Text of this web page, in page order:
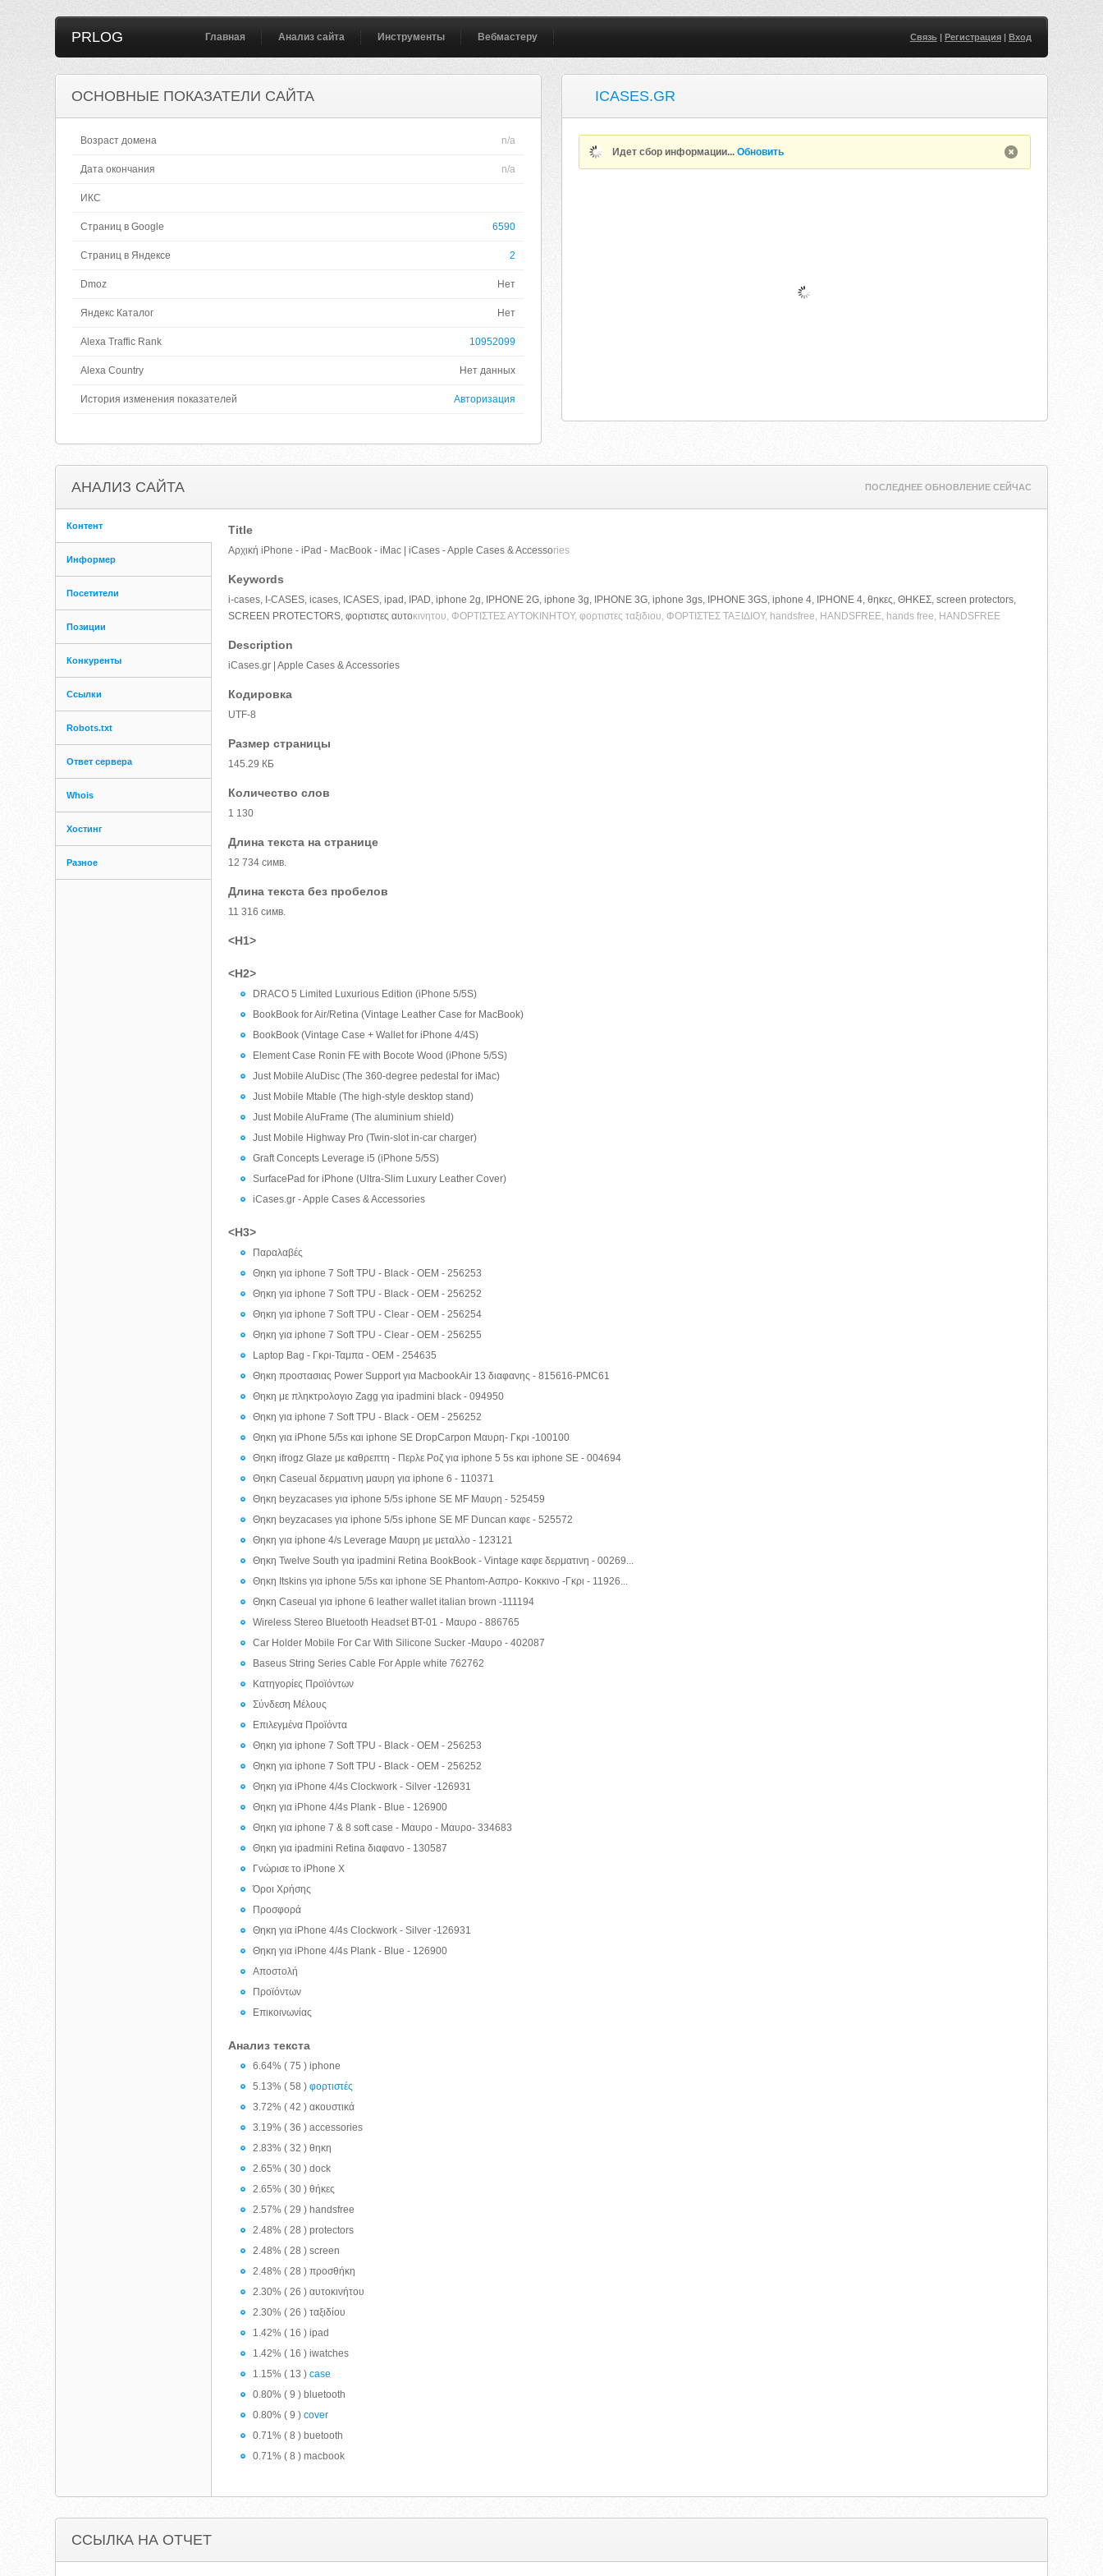
PRLOG Главная Анализ сайта Инструменты Вебмастеру Связь| Регистрация| Вход
ОСНОВНЫЕ ПОКАЗАТЕЛИ САЙТА
Возраст домена n/a
Дата окончания n/a
ИКС
Страниц в Google 6590
Страниц в Яндексе 2
Dmoz Нет
Яндекс Каталог Нет
Alexa Traffic Rank 10952099
Alexa Country Нет данных
История изменения показателей Авторизация
ICASES.GR
Идет сбор информации...Обновить
АНАЛИЗ САЙТА ПОСЛЕДНЕЕ ОБНОВЛЕНИЕ СЕЙЧАС
Контент
Информер
Посетители
Позиции
Конкуренты
Ссылки
Robots.txt
Ответ сервера
Whois
Хостинг
Разное
Title
Αρχική iPhone - iPad - MacBook - iMac | iCases - Apple Cases & Accessories
Keywords
i-cases, I-CASES, icases, ICASES, ipad, IPAD, iphone 2g, IPHONE 2G, iphone 3g, IPHONE 3G, iphone 3gs, IPHONE 3GS, iphone 4, IPHONE 4, θηκες, ΘΗΚΕΣ, screen protectors,
SCREEN PROTECTORS, φορτιστες αυτοκινητου, ΦΟΡΤΙΣΤΕΣ ΑΥΤΟΚΙΝΗΤΟΥ, φορτιστες ταξιδιου, ΦΟΡΤΙΣΤΕΣ ΤΑΞΙΔΙΟΥ, handsfree, HANDSFREE, hands free, HANDSFREE
Description
iCases.gr | Apple Cases & Accessories
Кодировка
UTF-8
Размер страницы
145.29 КБ
Количество слов
1 130
Длина текста на странице
12 734 симв.
Длина текста без пробелов
11 316 симв.
<H1>
<H2>
DRACO 5 Limited Luxurious Edition (iPhone 5/5S)
BookBook for Air/Retina (Vintage Leather Case for MacBook)
BookBook (Vintage Case + Wallet for iPhone 4/4S)
Element Case Ronin FE with Bocote Wood (iPhone 5/5S)
Just Mobile AluDisc (The 360-degree pedestal for iMac)
Just Mobile Mtable (The high-style desktop stand)
Just Mobile AluFrame (The aluminium shield)
Just Mobile Highway Pro (Twin-slot in-car charger)
Graft Concepts Leverage i5 (iPhone 5/5S)
SurfacePad for iPhone (Ultra-Slim Luxury Leather Cover)
iCases.gr - Apple Cases & Accessories
<H3>
Παραλαβές
Θηκη για iphone 7 Soft TPU - Black - OEM - 256253
Θηκη για iphone 7 Soft TPU - Black - OEM - 256252
Θηκη για iphone 7 Soft TPU - Clear - OEM - 256254
Θηκη για iphone 7 Soft TPU - Clear - OEM - 256255
Laptop Bag - Γκρι-Ταμπα - OEM - 254635
Θηκη προστασιας Power Support για MacbookAir 13 διαφανης - 815616-PMC61
Θηκη με πληκτρολογιο Zagg για ipadmini black - 094950
Θηκη για iphone 7 Soft TPU - Black - OEM - 256252
Θηκη για iPhone 5/5s και iphone SE DropCarpon Μαυρη- Γκρι -100100
Θηκη ifrogz Glaze με καθρεπτη - Περλε Ροζ για iphone 5 5s και iphone SE - 004694
Θηκη Caseual δερματινη μαυρη για iphone 6 - 110371
Θηκη beyzacases για iphone 5/5s iphone SE MF Μαυρη - 525459
Θηκη beyzacases για iphone 5/5s iphone SE MF Duncan καφε - 525572
Θηκη για iphone 4/s Leverage Μαυρη με μεταλλο - 123121
Θηκη Twelve South για ipadmini Retina BookBook - Vintage καφε δερματινη - 00269...
Θηκη Itskins για iphone 5/5s και iphone SE Phantom-Ασπρο- Κοκκινο -Γκρι - 11926...
Θηκη Caseual για iphone 6 leather wallet italian brown -111194
Wireless Stereo Bluetooth Headset BT-01 - Μαυρο - 886765
Car Holder Mobile For Car With Silicone Sucker -Μαυρο - 402087
Baseus String Series Cable For Apple white 762762
Κατηγορίες Προϊόντων
Σύνδεση Μέλους
Επιλεγμένα Προϊόντα
Θηκη για iphone 7 Soft TPU - Black - OEM - 256253
Θηκη για iphone 7 Soft TPU - Black - OEM - 256252
Θηκη για iPhone 4/4s Clockwork - Silver -126931
Θηκη για iPhone 4/4s Plank - Blue - 126900
Θηκη για iphone 7 & 8 soft case - Μαυρο - Μαυρο- 334683
Θηκη για ipadmini Retina διαφανο - 130587
Γνώρισε το iPhone X
Όροι Χρήσης
Προσφορά
Θηκη για iPhone 4/4s Clockwork - Silver -126931
Θηκη για iPhone 4/4s Plank - Blue - 126900
Αποστολή
Προϊόντων
Επικοινωνίας
Анализ текста
6.64% ( 75 ) iphone
5.13% ( 58 )φορτιστές
3.72% ( 42 ) ακουστικά
3.19% ( 36 ) accessories
2.83% ( 32 ) θηκη
2.65% ( 30 ) dock
2.65% ( 30 ) θήκες
2.57% ( 29 ) handsfree
2.48% ( 28 ) protectors
2.48% ( 28 ) screen
2.48% ( 28 ) προσθήκη
2.30% ( 26 ) αυτοκινήτου
2.30% ( 26 ) ταξιδίου
1.42% ( 16 ) ipad
1.42% ( 16 ) iwatches
1.15% ( 13 )case
0.80% ( 9 ) bluetooth
0.80% ( 9 )cover
0.71% ( 8 ) buetooth
0.71% ( 8 ) macbook
ССЫЛКА НА ОТЧЕТ